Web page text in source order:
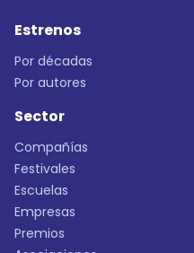
Estrenos
Por décadas
Por autores
Sector
Compañías
Festivales
Escuelas
Empresas
Premios